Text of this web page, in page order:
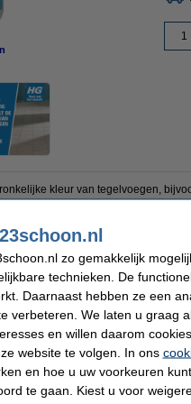
kleur van tegelvoegen,
vervuiling zichtbaar? Gebruik
zichtbaar? Gebruik hiervoor HG
i.v.m. overgang verpakking.
Inhoud:
Extra
zo gemakkelijk
technieken. De
Daarnaast hebben ze een
verbeteren. We laten u graag
en willen daarom
website te volgen. In ons
en hoe u uw voorkeuren
te gaan. Kiest u voor